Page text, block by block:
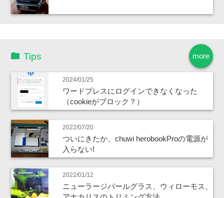
more
Tips
2024/01/25
ワードプレスにログインできなくなった
（cookieがブロック？）
2022/07/20
ついにきたか、chuwi herobookProの電源が
入らない!
2022/01/12
ニューラージパールグラス、ウィローモス、